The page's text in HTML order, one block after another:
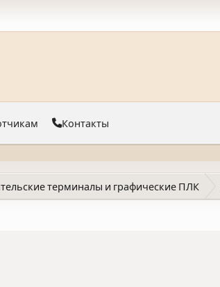
Контакты
терминалы и графические ПЛК